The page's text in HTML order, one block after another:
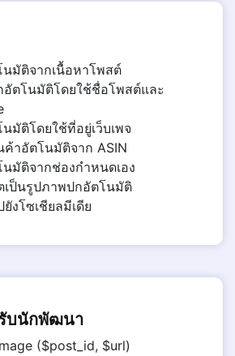
มัติจากเนื้อหาโพสต์
ตโนมัติโดยใช้ชื่อโพสต์และ
มัติโดยใช้ที่อยู่เว็บเพจ
าอัตโนมัติจาก ASIN
มัติจากช่องกำหนดเอง
เป็นรูปภาพปกอัตโนมัติ
งโซเชียลมีเดีย
บนักพัฒนา
($post_id, $url)